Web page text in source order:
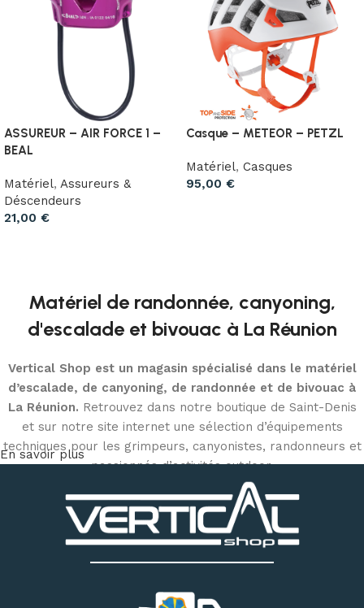
ASSUREUR – AIR FORCE 1 –
BEAL
Matériel, Assureurs &
Déscendeurs
21,00 €
Casque – METEOR – PETZL
Matériel, Casques
95,00 €
Matériel de randonnée, canyoning,
d'escalade et bivouac à La Réunion
Vertical Shop est un magasin spécialisé dans le matériel
d’escalade, de canyoning, de randonnée et de bivouac à
La Réunion. Retrouvez dans notre boutique de Saint-Denis
et sur notre site internet une sélection d’équipements
techniques pour les grimpeurs, canyonistes, randonneurs et
passionnés d’activités outdoor.
Découvrez notre matériel d’escalade et de canyoning
chaussons d’escalade, baudriers, cordes, mousquetons,
descendeurs, systèmes d’assurage, casques, sacs
techniques et accessoires. Notre magasin dispose
modèles de chaussons selon votre pratique et la forme de
En savoir plus